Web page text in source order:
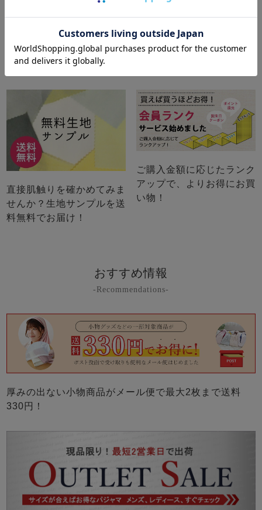
サイズの選び方が心配な方
におすすめのサービスです
ご購入後2年間、お客様の
ご要望に応じた修理サポー
直接肌触りを確かめてみま
せんか？生地サンプルを送
料無料でお届け！
ご購入金額に応じたランク
アップで、よりお得にお買
い物！
おすすめ情報
-Recommendations-
厚みの出ない小物商品がメール便で最大2枚まで送料
330円！